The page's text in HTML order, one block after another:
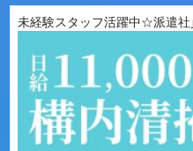
未経験スタッフ活躍中☆派遣社